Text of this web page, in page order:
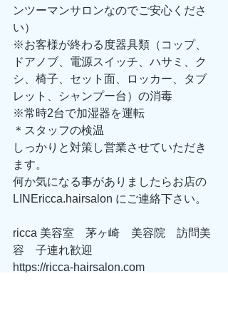
ンツーマンサロンなのでご安心くださ
い）
※お客様が終わる度器具類（コップ、
ドアノブ、電源スイッチ、ハサミ、ク
シ、椅子、セット面、ロッカー、タブ
レット、シャンプー台）の消毒
※常時2台で加湿器を運転
＊スタッフの検温
しっかりと対策し営業させていただき
ます。
何か気になる事がありましたらお店の
LINEricca.hairsalon にご連絡下さい。
ricca 美容室　茅ヶ崎　美容院　訪問美
容　子連れ歓迎
https://ricca-hairsalon.com